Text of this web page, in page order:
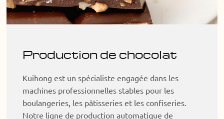
Production de chocolat
Kuihong est un spécialiste engagée dans les
machines professionnelles stables pour les
boulangeries, les pâtisseries et les confiseries.
Notre ligne de production automatique de